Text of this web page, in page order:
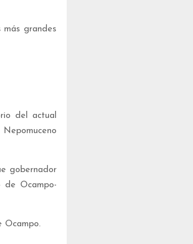
más grandes
del actual
gobernador
Ocampo-
Ocampo.